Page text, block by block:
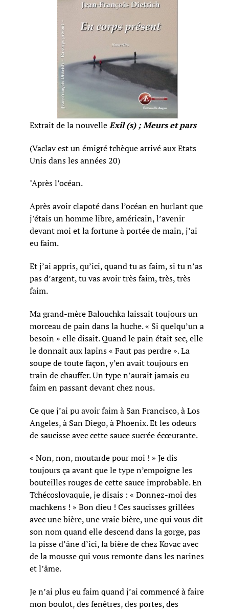
Extrait de la nouvelleExil (s) ; Meurs et pars
(Vaclav est un émigré tchèque arrivé aux Etats
Unis dans les années 20)
"Après l’océan.
Après avoir clapoté dans l’océan en hurlant que
j’étais un homme libre, américain, l’avenir
devant moi et la fortune à portée de main, j’ai
eu faim.
Et j’ai appris, qu’ici, quand tu as faim, si tu n’as
pas d’argent, tu vas avoir très faim, très, très
faim.
Ma grand-mère Balouchka laissait toujours un
morceau de pain dans la huche. « Si quelqu’un a
besoin » elle disait. Quand le pain était sec, elle
le donnait aux lapins « Faut pas perdre ». La
soupe de toute façon, y’en avait toujours en
train de chauffer. Un type n’aurait jamais eu
faim en passant devant chez nous.
Ce que j’ai pu avoir faim à San Francisco, à Los
Angeles, à San Diego, à Phoenix. Et les odeurs
de saucisse avec cette sauce sucrée écœurante.
« Non, non, moutarde pour moi ! » Je dis
toujours ça avant que le type n’empoigne les
bouteilles rouges de cette sauce improbable. En
Tchécoslovaquie, je disais : « Donnez-moi des
machkens ! » Bon dieu ! Ces saucisses grillées
avec une bière, une vraie bière, une qui vous dit
son nom quand elle descend dans la gorge, pas
la pisse d’âne d’ici, la bière de chez Kovac avec
de la mousse qui vous remonte dans les narines
et l’âme.
Je n’ai plus eu faim quand j’ai commencé à faire
mon boulot, des fenêtres, des portes, des